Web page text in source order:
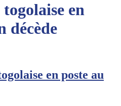
en
décède
en poste au